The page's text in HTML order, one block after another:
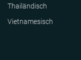
Thailändisch
Vietnamesisch